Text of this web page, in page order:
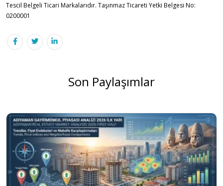
Tescil Belgeli Ticari Markalarıdır. Taşınmaz Ticareti Yetki Belgesi No:
0200001
Son Paylaşımlar